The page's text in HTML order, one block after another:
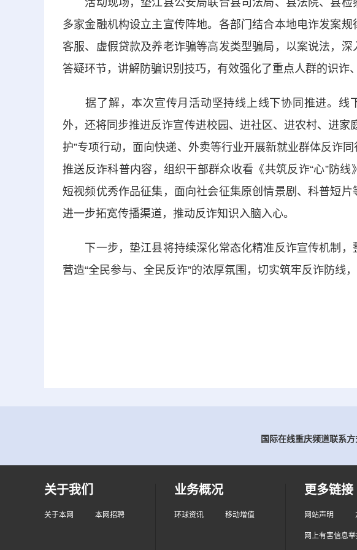
活动现场，垫江县公安局联合县司法局、县法院、县检
多家金融机构设立主宣传阵地。各部门结合本地电诈发案
客服、虚假贷款及养老诈骗等高发类型骗局，以案说法，
答疑环节，讲解防骗识别技巧，有效强化了重点人群的识诈
据了解，本次宣传月活动坚持线上线下协同推进。线
外，还将同步推进反诈宣传进校园、进社区、进农村、进家
护”专项行动，面向快递、外卖等行业开展新就业群体反诈
推送反诈科普内容，组织干部群众收看《共筑反诈“心”防
短视频优秀作品征集，面向社会征集原创情景剧、科普短片
进一步拓宽传播渠道，推动反诈知识入脑入心。
下一步，垫江县将持续深化常态化精准反诈宣传机制，
营造“全民参与、全民反诈”的浓厚氛围，切实筑牢反诈防线
国际在线重庆频道联系
关于我们
关于本网 本网招聘
业务概况
环球资讯 移动增值
更多链接
网站声明
网上有害信息举